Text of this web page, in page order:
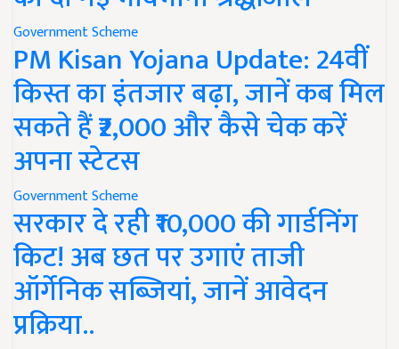
Government Scheme
PM Kisan Yojana Update: 24वीं
किस्त का इंतजार बढ़ा, जानें कब मिल
सकते हैं ₹2,000 और कैसे चेक करें
अपना स्टेटस
Government Scheme
सरकार दे रही ₹10,000 की गार्डनिंग
किट! अब छत पर उगाएं ताजी
ऑर्गेनिक सब्जियां, जानें आवेदन
प्रक्रिया..